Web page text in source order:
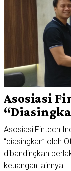
Asosiasi
Asosiasi Fintech
“diasingkan” oleh
dibandingkan
keuangan lainnya.